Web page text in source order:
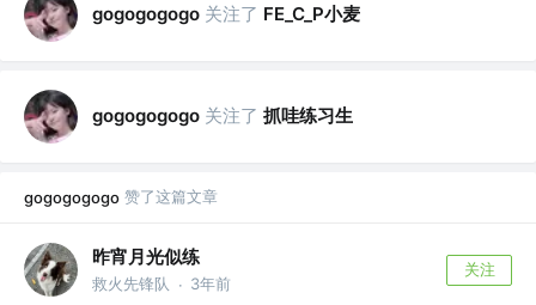
gogogogogo 关注了 FE_C_P小麦
gogogogogo 关注了 抓哇练习生
gogogogogo 赞了这篇文章
昨宵月光似练
救火先锋队 · 3年前
关注